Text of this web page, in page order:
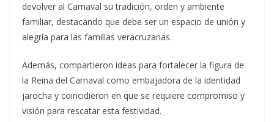
devolver al Carnaval su tradición, orden y ambiente
familiar, destacando que debe ser un espacio de unión y
alegría para las familias veracruzanas.
Además, compartieron ideas para fortalecer la figura de
la Reina del Carnaval como embajadora de la identidad
jarocha y coincidieron en que se requiere compromiso y
visión para rescatar esta festividad.